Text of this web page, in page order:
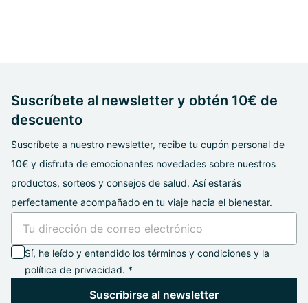
Suscríbete al newsletter y obtén 10€ de
descuento
Suscríbete a nuestro newsletter, recibe tu cupón personal de
10€ y disfruta de emocionantes novedades sobre nuestros
productos, sorteos y consejos de salud. Así estarás
perfectamente acompañado en tu viaje hacia el bienestar.
Sí, he leído y entendido los términos y condiciones y la
política de privacidad. *
Suscribirse al newsletter